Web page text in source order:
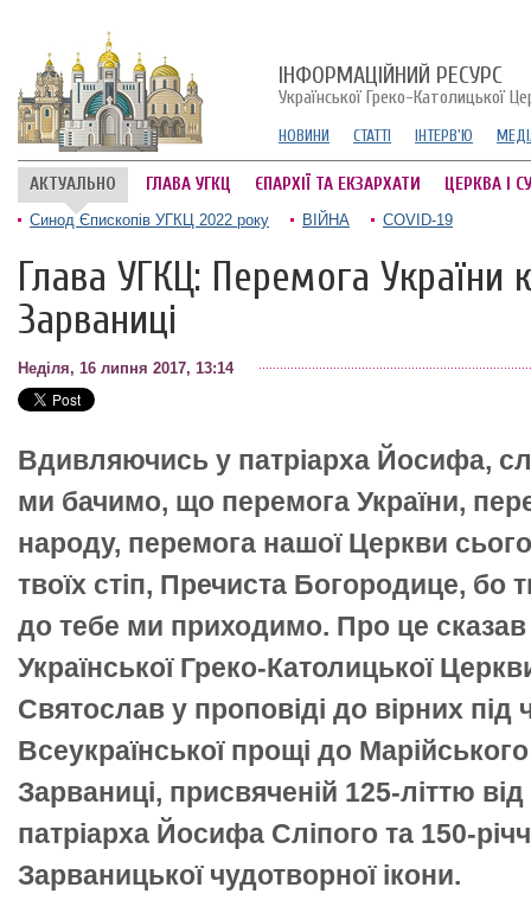
ІНФОРМАЦІЙНИЙ РЕСУРС
Української Греко-Католицької
НОВИНИ СТАТТІ ІНТЕРВ'Ю
АКТУАЛЬНО ГЛАВА УГКЦ ЄПАРХІЇ ТА ЕКЗАРХАТИ ЦЕРКВА І
Синод Єпископів УГКЦ 2022 року ВІЙНА COVID-19
Глава УГКЦ: Перемога України
Зарваниці
Неділя, 16 липня 2017, 13:14
Вдивляючись у патріарха Йосифа,
ми бачимо, що перемога України,
народу, перемога нашої Церкви
твоїх стіп, Пречиста Богородице, бо
до тебе ми приходимо. Про це сказав
Української Греко-Католицької
Святослав у проповіді до вірних під
Всеукраїнської прощі до
Зарваниці, присвяченій 125-літтю
патріарха Йосифа Сліпого та 150-
Зарваницької чудотворної ікони.